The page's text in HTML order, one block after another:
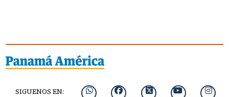
SIGUENOS EN: